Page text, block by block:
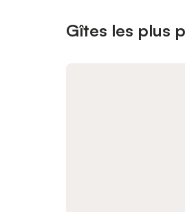
Gîtes les plus